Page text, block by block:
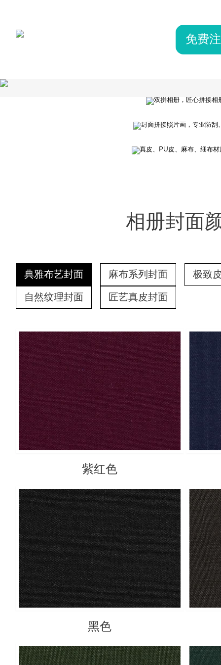
免费
双拼相
封面拼接照片画，专业防刮、防
印证百年画
意大利进口真皮、时尚PU皮、环
相册封面
典雅布艺封面 麻布系列封面 极致
自然纹理封面 匠艺真皮封面
紫红色
黑色